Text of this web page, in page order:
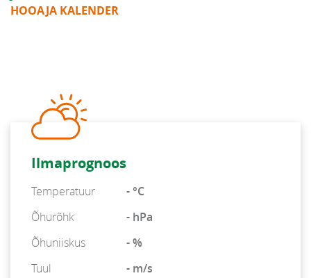
HOOAJA KALENDER
Ilmaprognoos
Temperatuur
- °C
Õhurõhk
- hPa
Õhuniiskus
- %
Tuul
- m/s